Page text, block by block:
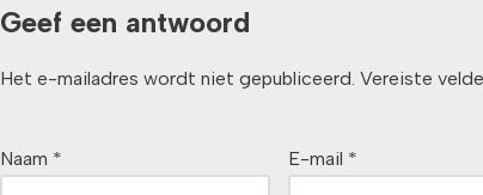
Geef een antwoord
Het e-mailadres wordt niet gepubliceerd. Vereiste
Naam * E-mail *